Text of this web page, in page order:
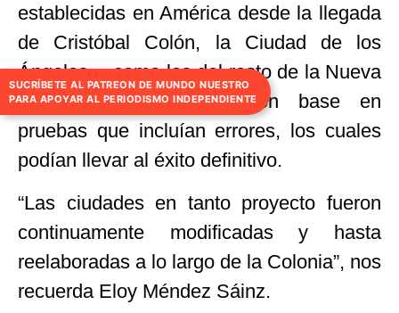
establecidas en América desde la llegada
de Cristóbal Colón, la Ciudad de los
Ángeles —como las del resto de la Nueva
España—, fue hecha con base en
pruebas que incluían errores, los cuales
podían llevar al éxito definitivo.
“Las ciudades en tanto proyecto fueron
continuamente modificadas y hasta
reelaboradas a lo largo de la Colonia”, nos
recuerda Eloy Méndez Sáinz.
SUCRÍBETE AL PATREON DE MUNDO NUESTRO
PARA APOYAR AL PERIODISMO INDEPENDIENTE